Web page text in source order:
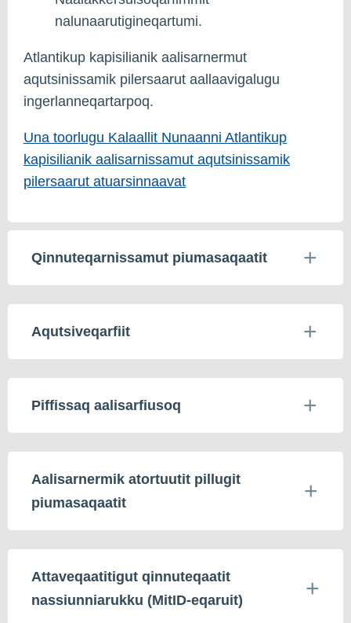
nalunaarutigineqartumi.
Atlantikup kapisilianik aalisarnermut
aqutsinissamik pilersaarut aallaavigalugu
ingerlanneqartarpoq.
Una toorlugu Kalaallit Nunaanni Atlantikup
kapisilianik aalisarnissamut aqutsinissamik
pilersaarut atuarsinnaavat
Qinnuteqarnissamut piumasaqaatit
Aqutsiveqarfiit
Piffissaq aalisarfiusoq
Aalisarnermik atortuutit pillugit
piumasaqaatit
Attaveqaatitigut qinnuteqaatit
nassiunniarukku (MitID-eqaruit)